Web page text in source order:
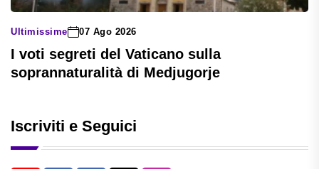
Ultimissime 07 Ago 2026
I voti segreti del Vaticano sulla
soprannaturalità di Medjugorje
Iscriviti e Seguici